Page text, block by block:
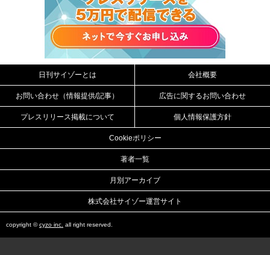
日刊サイゾーとは 会社概要
お問い合わせ（情報提供/記事） 広告に関するお問い合わせ
プレスリリース掲載について 個人情報保護方針
Cookieポリシー
著者一覧
月別アーカイブ
株式会社サイゾー運営サイト
copyright ©cyzo inc. all right reserved.